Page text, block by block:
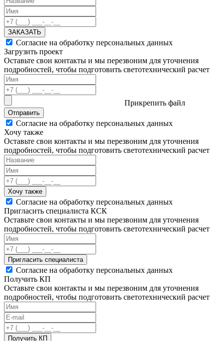
ЗАКАЗАТЬ
Согласие на обработку персональных данных
Загрузить проект
Оставьте свои контакты и мы перезвоним для уточнения
подробностей, чтобы подготовить светотехнический расчет
Прикрепить файл
Отправить
Согласие на обработку персональных данных
Хочу также
Оставьте свои контакты и мы перезвоним для уточнения
подробностей, чтобы подготовить светотехнический расчет
Хочу также
Согласие на обработку персональных данных
Пригласить специалиста КСК
Оставьте свои контакты и мы перезвоним для уточнения
подробностей, чтобы подготовить светотехнический расчет
Пригласить специалиста
Согласие на обработку персональных данных
Получить КП
Оставьте свои контакты и мы перезвоним для уточнения
подробностей, чтобы подготовить светотехнический расчет
Получить КП